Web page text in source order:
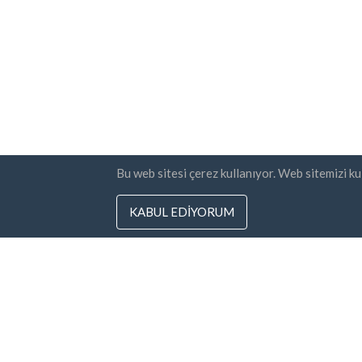
Bu web sitesi çerez kullanıyor. Web sitemizi
KABUL EDIYORUM